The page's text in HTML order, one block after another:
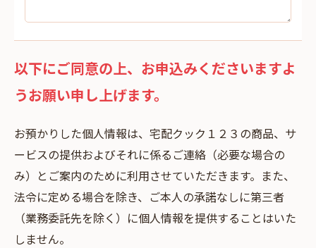
以下にご同意の上、お申込みくださいますよ
うお願い申し上げます。
お預かりした個⼈情報は、宅配クック１２３の商品、サ
ービスの提供およびそれに係るご連絡（必要な場合の
み）とご案内のために利⽤させていただきます。また、
法令に定める場合を除き、ご本⼈の承諾なしに第三者
（業務委託先を除く）に個⼈情報を提供することはいた
しません。